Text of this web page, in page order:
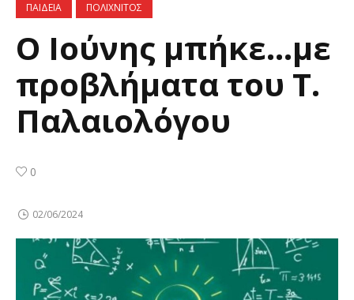
ΠΑΙΔΕΙΑ ΠΟΛΙΧΝΙΤΟΣ
Ο Ιούνης μπήκε…με
προβλήματα του Τ.
Παλαιολόγου
0
02/06/2024